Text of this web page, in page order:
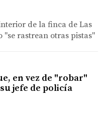
de la finca de Las
"se rastrean otras pistas"
en vez de "robar"
jefe de policía